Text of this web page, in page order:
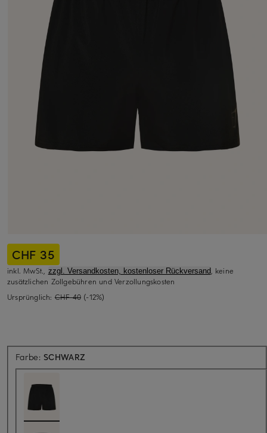
CHF 35
inkl. MwSt., zzgl. Versandkosten, kostenloser Rückversand, keine
zusätzlichen Zollgebühren und Verzollungskosten
Ursprünglich: CHF 40 (-12%)
Farbe: SCHWARZ